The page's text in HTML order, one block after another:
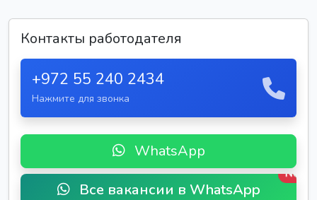
Контакты работодателя
+972 55 240 2434
Нажмите для звонка
WhatsApp
Все вакансии в WhatsApp
New